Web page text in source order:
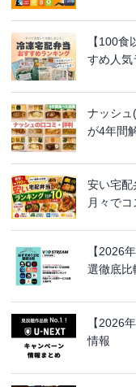
【100
すめ人気
ナッシュ
が4年間
安い宅配
月々で
【2026
選徹底比
【2026
情報